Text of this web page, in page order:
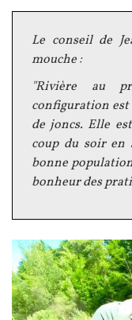
Texte
Le conseil de
mouche :
"Rivière au
configuration est
de joncs. Elle
coup du soir en
bonne
bonheur des
Image